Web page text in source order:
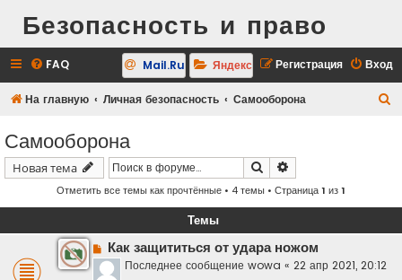
Безопасность и право
FAQ Вход
Регистрация
Mail.Ru Яндекс
На главную Личная безопасность Самооборона
Самооборона
Новая тема Поиск
Отметить все темы как прочтённые • 4 темы • Страница1 из1
Темы
Как защититься от удара ножом
Последнее сообщение wowa « 22 апр 2021, 20:12